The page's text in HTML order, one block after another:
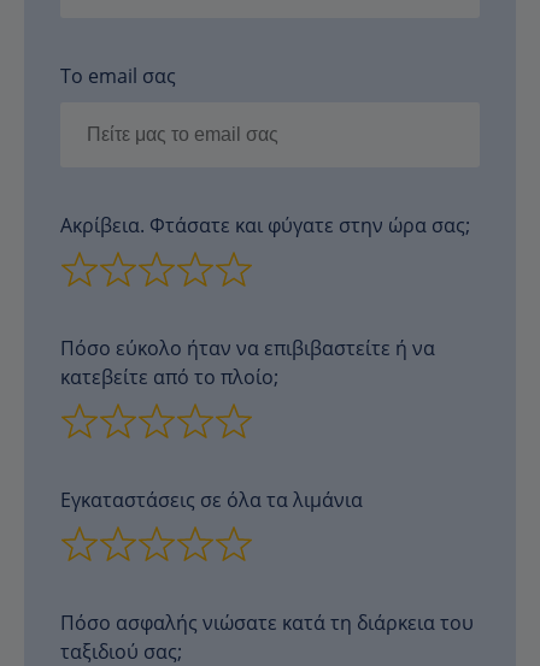
Το email σας
Ακρίβεια. Φτάσατε και φύγατε στην ώρα σας;
Πόσο εύκολο ήταν να επιβιβαστείτε ή να
κατεβείτε από το πλοίο;
Εγκαταστάσεις σε όλα τα λιμάνια
Πόσο ασφαλής νιώσατε κατά τη διάρκεια του
ταξιδιού σας;